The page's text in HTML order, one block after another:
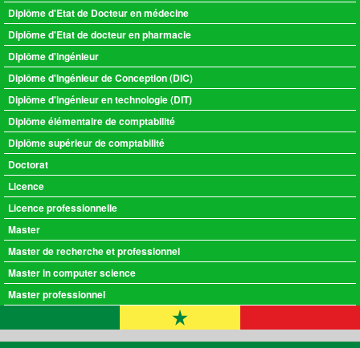
Diplôme d'Etat de Docteur en médecine
Diplôme d'Etat de docteur en pharmacie
Diplôme d'ingénieur
Diplôme d'Ingénieur de Conception (DIC)
Diplôme d'ingénieur en technologie (DIT)
Diplôme élémentaire de comptabilité
Diplôme supérieur de comptabilité
Doctorat
Licence
Licence professionnelle
Master
Master de recherche et professionnel
Master in computer science
Master professionnel